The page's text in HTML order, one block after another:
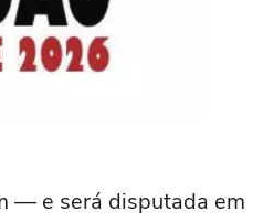
— e será disputada em